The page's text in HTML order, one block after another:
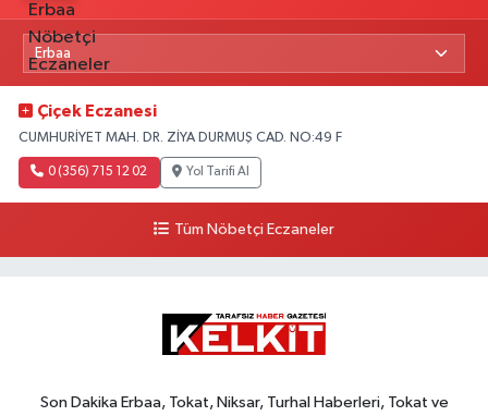
Çiçek Eczanesi
CUMHURİYET MAH. DR. ZİYA DURMUŞ CAD. NO:49 F
0 (356) 715 12 02 Yol Tarifi Al
Tüm Nöbetçi Eczaneler
Son Dakika Erbaa, Tokat, Niksar, Turhal Haberleri, Tokat ve